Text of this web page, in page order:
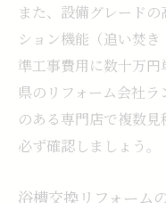
また、設備グレード
ション機能（追い焚
準工事費用に数十万
県のリフォーム会社
のある専門店で複数
必ず確認しましょう。
浴槽交換リフォーム